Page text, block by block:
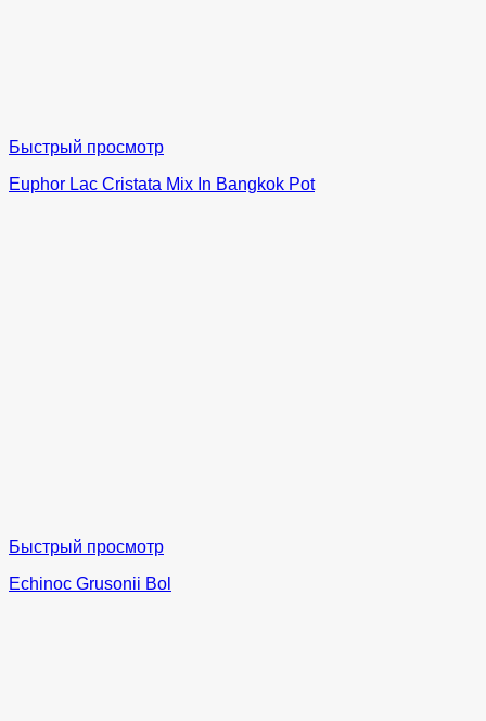
Быстрый просмотр
Euphor Lac Cristata Mix In Bangkok Pot
Быстрый просмотр
Echinoc Grusonii Bol